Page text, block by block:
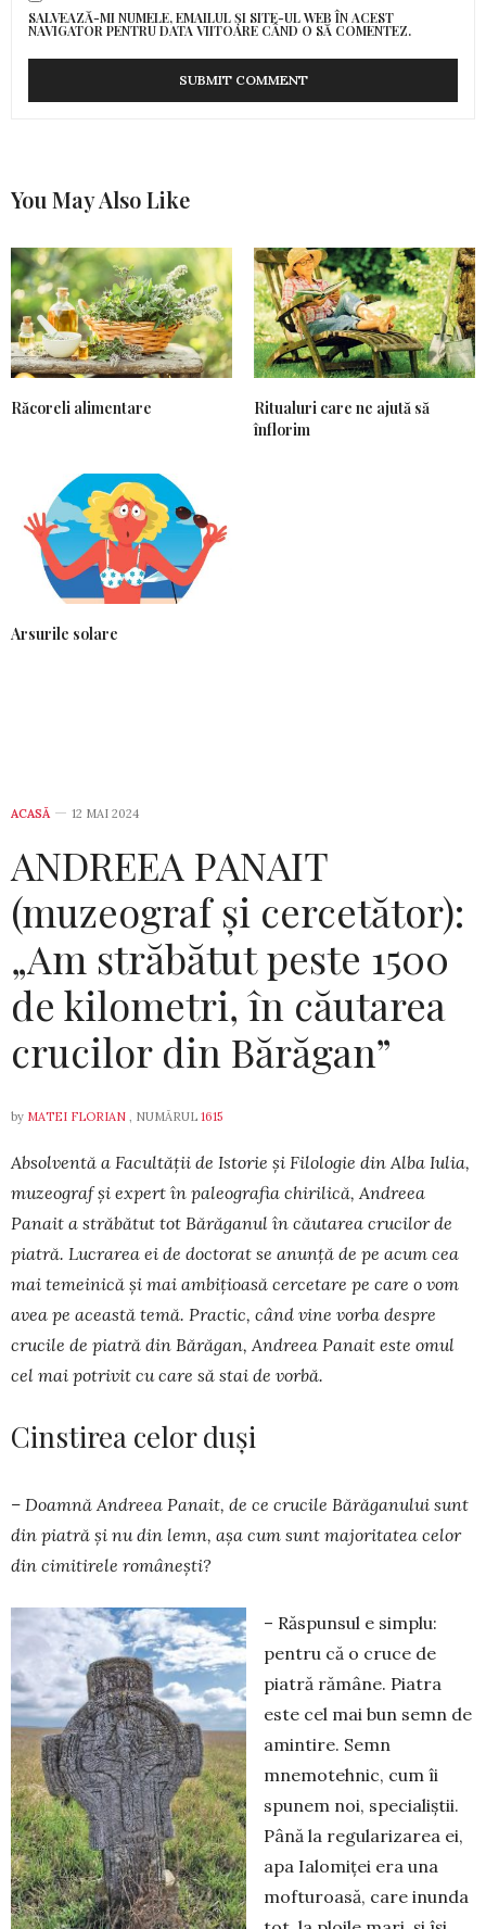
SALVEAZĂ-MI NUMELE, EMAILUL ȘI SITE-UL WEB ÎN ACEST
NAVIGATOR PENTRU DATA VIITOARE CÂND O SĂ COMENTEZ.
You May Also Like
Răcoreli alimentare
Ritualuri care ne ajută să
înflorim
Arsurile solare
ACASĂ 12 MAI 2024
ANDREEA PANAIT
(muzeograf și cercetător):
„Am străbătut peste 1500
de kilometri, în căutarea
crucilor din Bărăgan”
by MATEI FLORIAN , NUMĂRUL 1615
Absolventă a Facultății de Istorie și Filologie din Alba Iulia,
muzeograf și expert în paleografia chirilică, Andreea
Panait a străbătut tot Bărăganul în căutarea crucilor de
piatră. Lucrarea ei de doctorat se anunță de pe acum cea
mai temeinică și mai ambițioasă cercetare pe care o vom
avea pe această temă. Practic, când vine vorba despre
crucile de piatră din Bărăgan, Andreea Panait este omul
cel mai potrivit cu care să stai de vorbă.
Cinstirea celor duși
– Doamnă Andreea Panait, de ce crucile Bărăganului sunt
din piatră și nu din lemn, așa cum sunt majoritatea celor
din cimitirele românești?
– Răspunsul e simplu:
pentru că o cruce de
piatră rămâne. Piatra
este cel mai bun semn de
amintire. Semn
mnemotehnic, cum îi
spunem noi, specialiștii.
Până la regularizarea ei,
apa Ialomiței era una
mofturoasă, care inunda